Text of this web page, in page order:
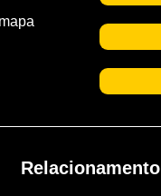
Relacionamento